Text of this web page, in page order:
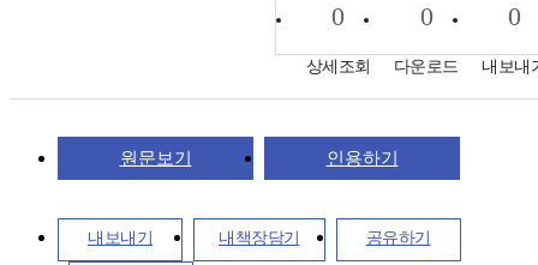
0
상세조회
0
다운로드
0
내보내
원문보기 인용하기
내보내기 내책장담기 공유하기